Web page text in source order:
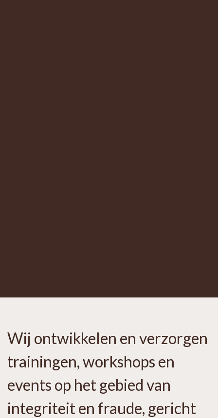
Wij ontwikkelen en verzorgen
trainingen, workshops en
events op het gebied van
integriteit en fraude, gericht